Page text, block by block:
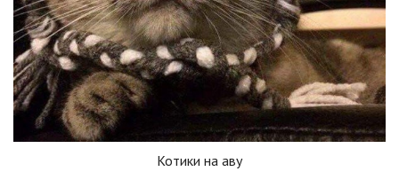
Котики на аву